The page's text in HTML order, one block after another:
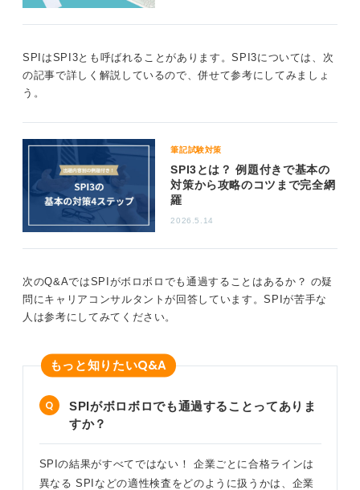
正しく見極め、対策の方向性を考えることが大切だとい
えます。
練習の段階から常に時間を計り、本番同様の環境で取り
組むことをおすすめします。
SPIはSPI3とも呼ばれることがあります。SPI3については、次
の記事で詳しく解説しているので、併せて参考にしてみましょ
う。
筆記試験対策
SPI3とは？ 例題付きで基本の
対策から攻略のコツまで完全網
羅
2026.5.14
次のQ&AではSPIがボロボロでも通過することはあるか？ の疑
問にキャリアコンサルタントが回答しています。SPIが苦手な
人は参考にしてみてください。
もっと知りたいQ&A
SPIがボロボロでも通過することってありま
すか？
SPIの結果がすべてではない！ 企業ごとに合格ラインは
異なる SPIなどの適性検査をどのように扱うかは、企業